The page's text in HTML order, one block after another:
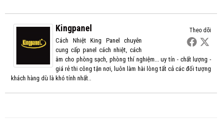
Theo dõi
Kingpanel
Cách Nhiệt King Panel chuyên
cung cấp panel cách nhiệt, cách
âm cho phòng sạch, phòng thí nghiệm... uy tín - chất lượng -
giá rẻ thi công tận nơi, luôn làm hài lòng tất cả các đối tượng
khách hàng dù là khó tính nhất..